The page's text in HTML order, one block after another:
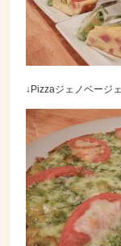
↓Pizzaジェノベージェ